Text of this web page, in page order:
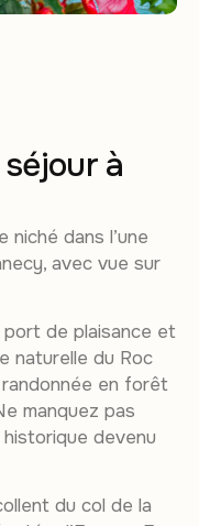
à
niché dans l’une
avec vue sur
port de plaisance et
naturelle du Roc
en forêt
manquez pas
historique devenu
du col de la